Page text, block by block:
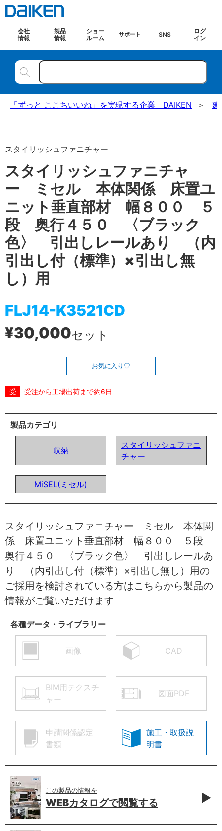
会社
情報
製品
情報
ショー
ルーム
サポート SNS
ログ
イン
「ずっと ここちいいね」を実現する企業 DAIKEN 建
スタイリッシュファニチャー
スタイリッシュファニチャ
ー ミセル 本体関係 床置ユ
ニット垂直部材 幅８００ ５
段 奥行４５０ 〈ブラック
色〉 引出しレールあり （内
引出し付（標準）×引出し無
し）用
FLJ14-K3521CD
¥30,000セット
お気に入り
受注から工場出荷まで約6日
製品カテゴリ
収納
スタイリッシュファニ
チャー
MiSEL(ミセル)
スタイリッシュファニチャー ミセル 本体関
係 床置ユニット垂直部材 幅８００ ５段
奥行４５０ 〈ブラック色〉 引出しレールあ
り （内引出し付（標準）×引出し無し）用の
ご採用を検討されている方はこちらから製品の
情報がご覧いただけます
各種データ・ライブラリー
画像 CAD
BIM用テクスチ
ャー
図面PDF
申請関係認定
書類
施工・取扱説
明書
この製品の情報を
WEBカタログで閲覧する